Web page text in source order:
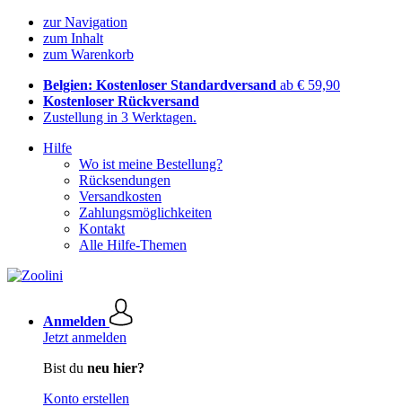
zur Navigation
zum Inhalt
zum Warenkorb
Belgien: Kostenloser Standardversand ab € 59,90
Kostenloser Rückversand
Zustellung in 3 Werktagen.
Hilfe
Wo ist meine Bestellung?
Rücksendungen
Versandkosten
Zahlungsmöglichkeiten
Kontakt
Alle Hilfe-Themen
Anmelden
Jetzt anmelden
Bist du neu hier?
Konto erstellen